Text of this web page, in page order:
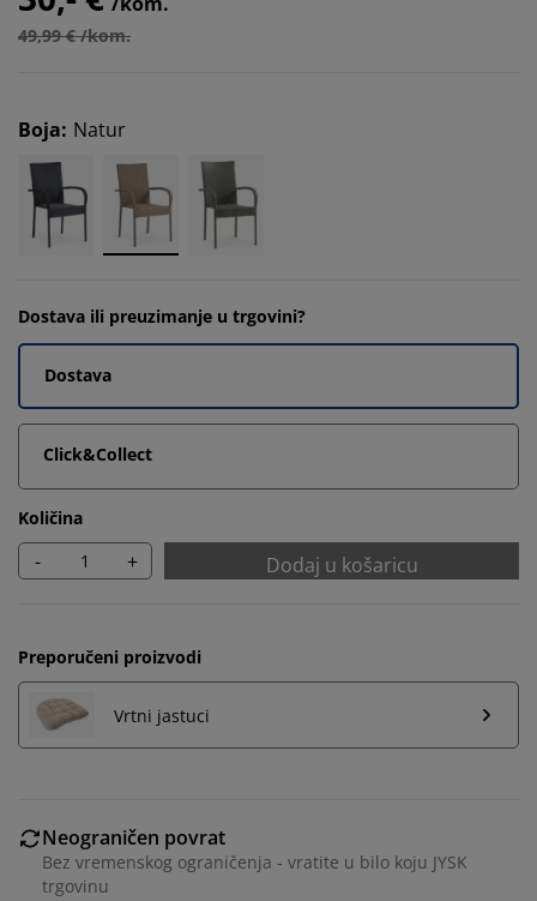
49,99 € /kom.
Boja: Natur
Dostava ili preuzimanje u trgovini?
Dostava
Click&Collect
Količina
- + Dodaj u košaricu
Preporučeni proizvodi
Vrtni jastuci
Neograničen povrat
Bez vremenskog ograničenja - vratite u bilo koju JYSK
trgovinu